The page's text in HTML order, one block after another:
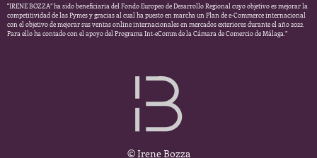
“IRENE BOZZA” ha sido beneficiaria del Fondo Europeo de Desarrollo Regional cuyo objetivo es mejorar la
competitividad de las Pymes y gracias al cual ha puesto en marcha un Plan de e-Commerce internacional
con el objetivo de mejorar sus ventas online internacionales en mercados exteriores durante el año 2022.
Para ello ha contado con el apoyo del Programa Int-eComm de la Cámara de Comercio de Málaga.”
© Irene Bozza